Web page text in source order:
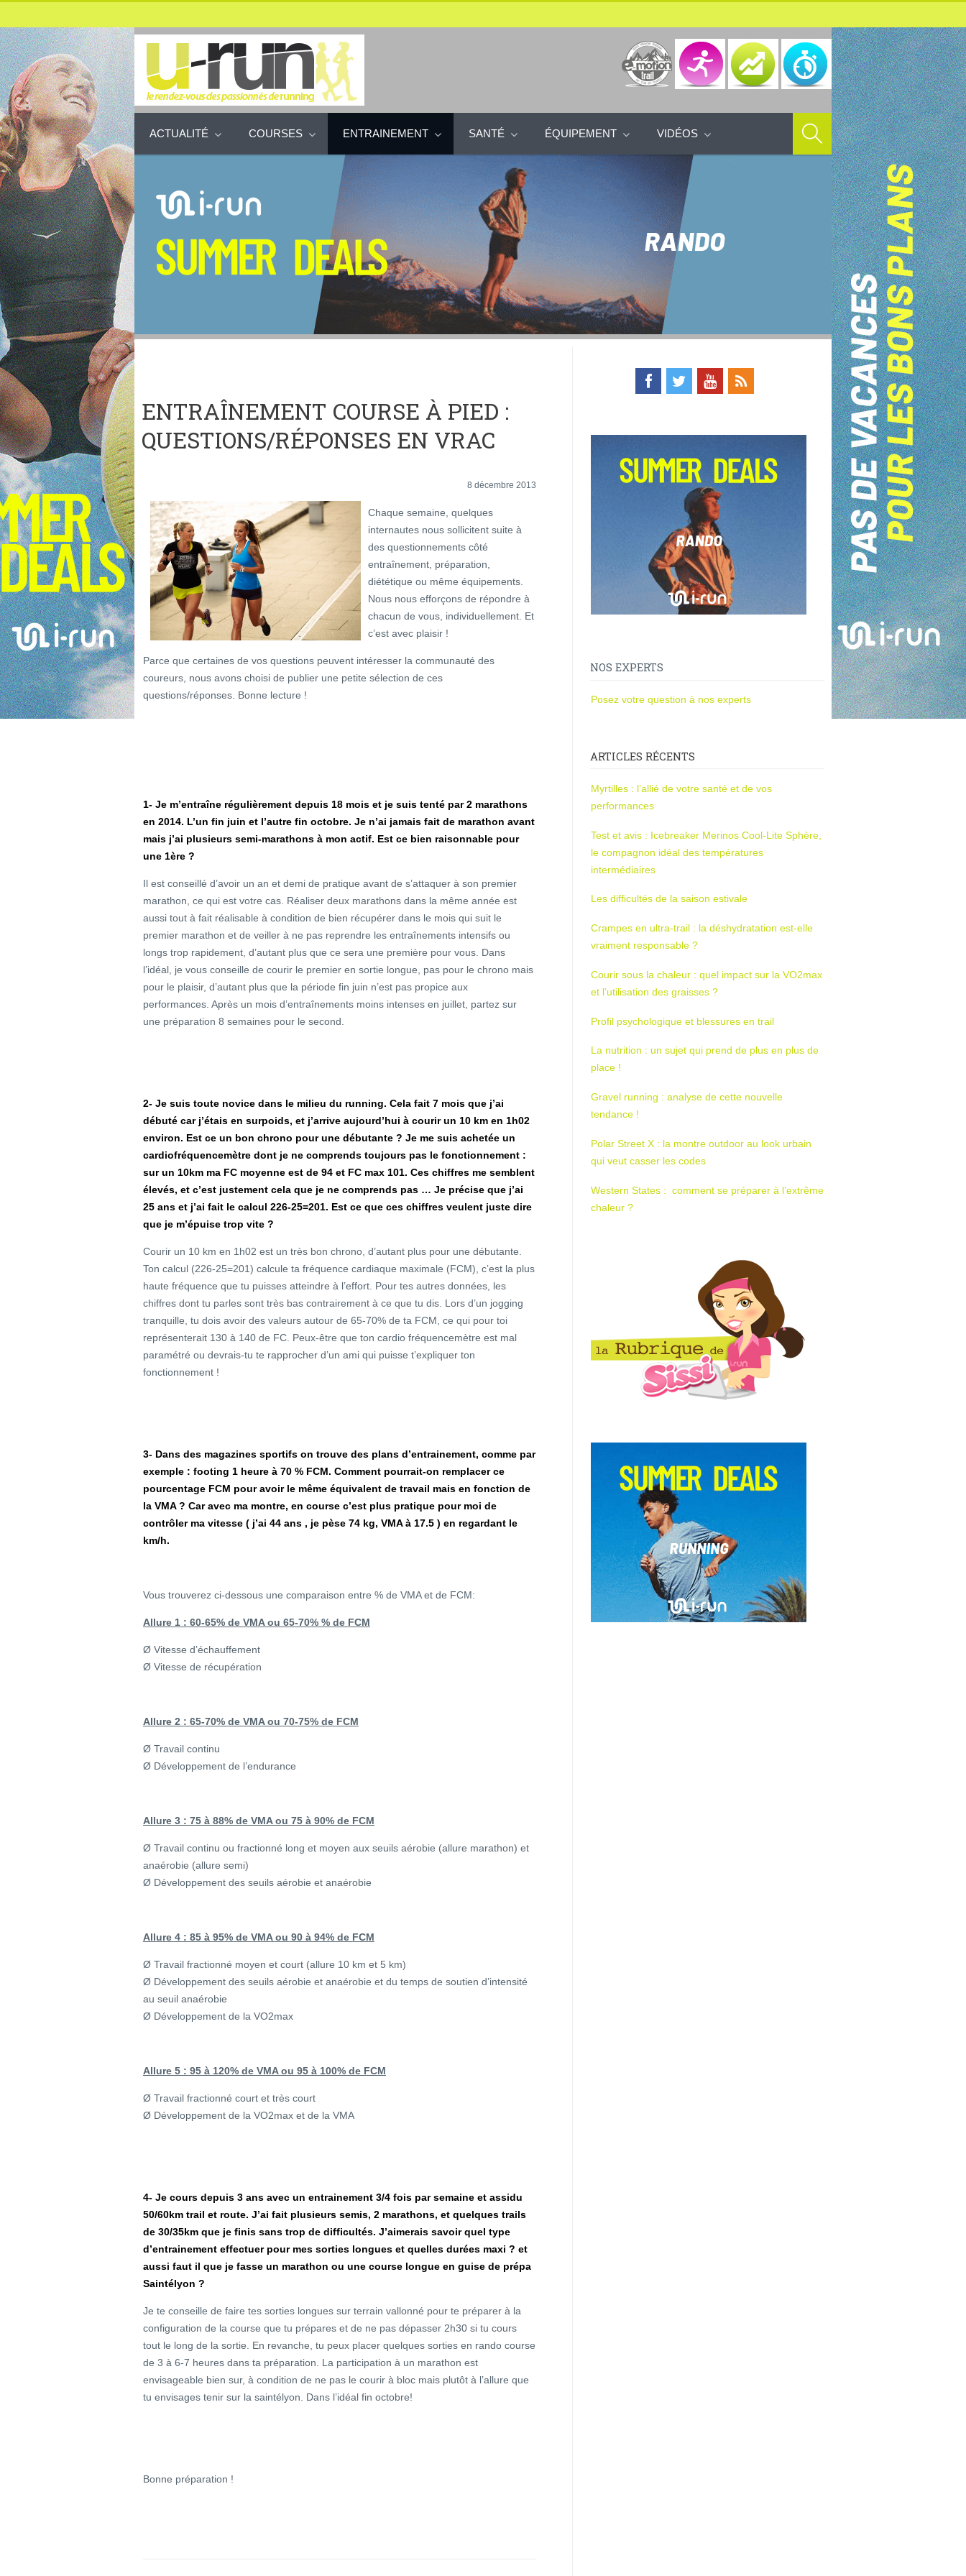
ACTUALITÉ COURSES ENTRAINEMENT SANTÉ ÉQUIPEMENT VIDÉOS
ENTRAÎNEMENT COURSE À PIED :
QUESTIONS/RÉPONSES EN VRAC
8 décembre 2013
Chaque semaine, quelques
internautes nous sollicitent suite à
des questionnements côté
entraînement, préparation,
diététique ou même équipements.
Nous nous efforçons de répondre à
chacun de vous, individuellement. Et
c’est avec plaisir !
Parce que certaines de vos questions peuvent intéresser la communauté des
coureurs, nous avons choisi de publier une petite sélection de ces
questions/réponses. Bonne lecture !
1- Je m’entraîne régulièrement depuis 18 mois et je suis tenté par 2 marathons
en 2014. L’un fin juin et l’autre fin octobre. Je n’ai jamais fait de marathon avant
mais j’ai plusieurs semi-marathons à mon actif. Est ce bien raisonnable pour
une 1ère ?
Il est conseillé d’avoir un an et demi de pratique avant de s’attaquer à son premier
marathon, ce qui est votre cas. Réaliser deux marathons dans la même année est
aussi tout à fait réalisable à condition de bien récupérer dans le mois qui suit le
premier marathon et de veiller à ne pas reprendre les entraînements intensifs ou
longs trop rapidement, d’autant plus que ce sera une première pour vous. Dans
l’idéal, je vous conseille de courir le premier en sortie longue, pas pour le chrono mais
pour le plaisir, d’autant plus que la période fin juin n’est pas propice aux
performances. Après un mois d’entraînements moins intenses en juillet, partez sur
une préparation 8 semaines pour le second.
2- Je suis toute novice dans le milieu du running. Cela fait 7 mois que j’ai
débuté car j’étais en surpoids, et j’arrive aujourd’hui à courir un 10 km en 1h02
environ. Est ce un bon chrono pour une débutante ? Je me suis achetée un
cardiofréquencemètre dont je ne comprends toujours pas le fonctionnement :
sur un 10km ma FC moyenne est de 94 et FC max 101. Ces chiffres me semblent
élevés, et c’est justement cela que je ne comprends pas … Je précise que j’ai
25 ans et j’ai fait le calcul 226-25=201. Est ce que ces chiffres veulent juste dire
que je m’épuise trop vite ?
Courir un 10 km en 1h02 est un très bon chrono, d’autant plus pour une débutante.
Ton calcul (226-25=201) calcule ta fréquence cardiaque maximale (FCM), c’est la plus
haute fréquence que tu puisses atteindre à l’effort. Pour tes autres données, les
chiffres dont tu parles sont très bas contrairement à ce que tu dis. Lors d’un jogging
tranquille, tu dois avoir des valeurs autour de 65-70% de ta FCM, ce qui pour toi
représenterait 130 à 140 de FC. Peux-être que ton cardio fréquencemètre est mal
paramétré ou devrais-tu te rapprocher d’un ami qui puisse t’expliquer ton
fonctionnement !
3- Dans des magazines sportifs on trouve des plans d’entrainement, comme par
exemple : footing 1 heure à 70 % FCM. Comment pourrait-on remplacer ce
pourcentage FCM pour avoir le même équivalent de travail mais en fonction de
la VMA ? Car avec ma montre, en course c’est plus pratique pour moi de
contrôler ma vitesse ( j’ai 44 ans , je pèse 74 kg, VMA à 17.5 ) en regardant le
km/h.
Vous trouverez ci-dessous une comparaison entre % de VMA et de FCM:
Allure 1 : 60-65% de VMA ou 65-70% % de FCM
Ø Vitesse d’échauffement
Ø Vitesse de récupération
Allure 2 : 65-70% de VMA ou 70-75% de FCM
Ø Travail continu
Ø Développement de l’endurance
Allure 3 : 75 à 88% de VMA ou 75 à 90% de FCM
Ø Travail continu ou fractionné long et moyen aux seuils aérobie (allure marathon) et
anaérobie (allure semi)
Ø Développement des seuils aérobie et anaérobie
Allure 4 : 85 à 95% de VMA ou 90 à 94% de FCM
Ø Travail fractionné moyen et court (allure 10 km et 5 km)
Ø Développement des seuils aérobie et anaérobie et du temps de soutien d’intensité
au seuil anaérobie
Ø Développement de la VO2max
Allure 5 : 95 à 120% de VMA ou 95 à 100% de FCM
Ø Travail fractionné court et très court
Ø Développement de la VO2max et de la VMA
4- Je cours depuis 3 ans avec un entrainement 3/4 fois par semaine et assidu
50/60km trail et route. J’ai fait plusieurs semis, 2 marathons, et quelques trails
de 30/35km que je finis sans trop de difficultés. J’aimerais savoir quel type
d’entrainement effectuer pour mes sorties longues et quelles durées maxi ? et
aussi faut il que je fasse un marathon ou une course longue en guise de prépa
Saintélyon ?
Je te conseille de faire tes sorties longues sur terrain vallonné pour te préparer à la
configuration de la course que tu prépares et de ne pas dépasser 2h30 si tu cours
tout le long de la sortie. En revanche, tu peux placer quelques sorties en rando course
de 3 à 6-7 heures dans ta préparation. La participation à un marathon est
envisageable bien sur, à condition de ne pas le courir à bloc mais plutôt à l’allure que
tu envisages tenir sur la saintélyon. Dans l’idéal fin octobre!
Bonne préparation !
NOS EXPERTS
Posez votre question à nos experts
ARTICLES RÉCENTS
Myrtilles : l’allié de votre santé et de vos
performances
Test et avis : Icebreaker Merinos Cool-Lite Sphère,
le compagnon idéal des températures
intermédiaires
Les difficultés de la saison estivale
Crampes en ultra-trail : la déshydratation est-elle
vraiment responsable ?
Courir sous la chaleur : quel impact sur la VO2max
et l’utilisation des graisses ?
Profil psychologique et blessures en trail
La nutrition : un sujet qui prend de plus en plus de
place !
Gravel running : analyse de cette nouvelle
tendance !
Polar Street X : la montre outdoor au look urbain
qui veut casser les codes
Western States : comment se préparer à l’extrême
chaleur ?